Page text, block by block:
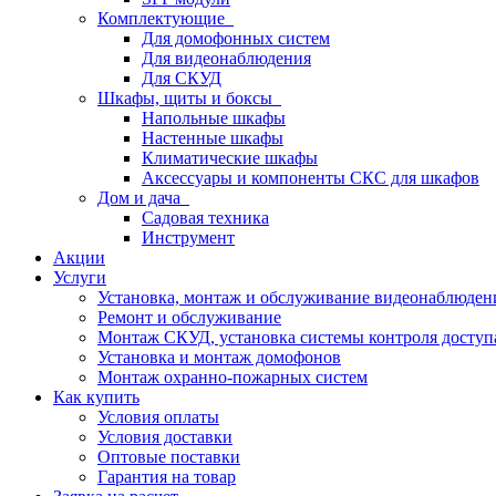
Комплектующие
Для домофонных систем
Для видеонаблюдения
Для СКУД
Шкафы, щиты и боксы
Напольные шкафы
Настенные шкафы
Климатические шкафы
Аксессуары и компоненты СКС для шкафов
Дом и дача
Садовая техника
Инструмент
Акции
Услуги
Установка, монтаж и обслуживание
Ремонт и обслуживание
Монтаж СКУД, установка системы контроля
Установка и монтаж домофонов
Монтаж охранно-пожарных систем
Как купить
Условия оплаты
Условия доставки
Оптовые поставки
Гарантия на товар